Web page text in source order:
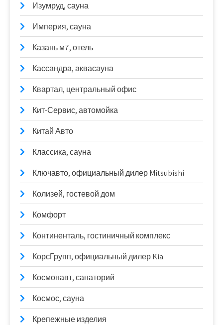
Изумруд, сауна
Империя, сауна
Казань м7, отель
Кассандра, аквасауна
Квартал, центральный офис
Кит-Сервис, автомойка
Китай Авто
Классика, сауна
Ключавто, официальный дилер Mitsubishi
Колизей, гостевой дом
Комфорт
Континенталь, гостиничный комплекс
КорсГрупп, официальный дилер Kia
Космонавт, санаторий
Космос, сауна
Крепежные изделия